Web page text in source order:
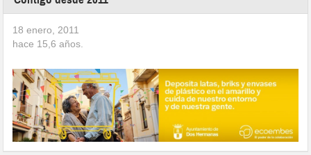
18 enero, 2011
hace 15,6 años.